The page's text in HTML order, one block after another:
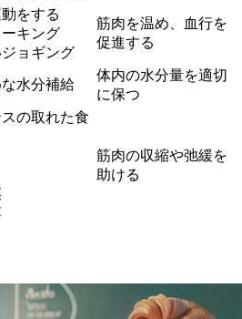
をする
ーキング
ジョギング
筋肉を温め、血行を
促進する
水分補給
体内の水分量を適切
に保つ
の取れた食
筋肉の収縮や弛緩を
助ける